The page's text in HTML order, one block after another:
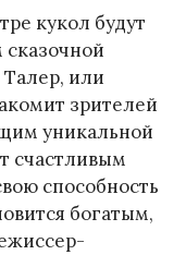
кукол будут
сказочной
или
зрителей
уникальной
счастливым
способность
богатым,